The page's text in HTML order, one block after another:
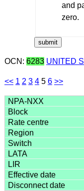
and
zero.
OCN: 6283 UNITED
<< 1 2 3 4 5 6 >>